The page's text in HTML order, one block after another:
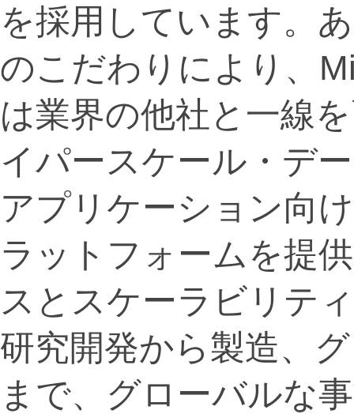
を採用しています。
のこだわりにより、
は業界の他社と一線
イパースケール・デ
アプリケーション向
ラットフォームを提
スとスケーラビリテ
研究開発から製造、
まで、グローバルな